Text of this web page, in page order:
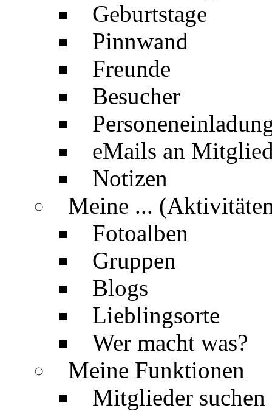
Geburtstage
Pinnwand
Freunde
Besucher
eMails an
Notizen
Meine ...
Fotoalben
Gruppen
Blogs
Lieblingsorte
Wer macht was?
Meine Funktionen
Mitglieder suchen